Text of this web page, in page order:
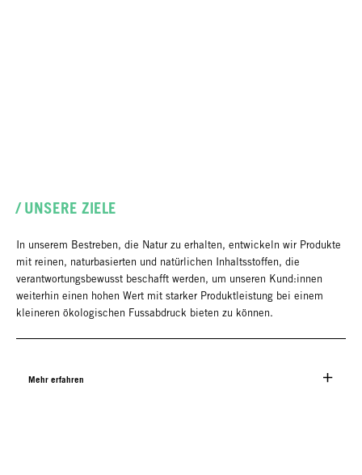
/ UNSERE ZIELE
In unserem Bestreben, die Natur zu erhalten, entwickeln wir Produkte
mit reinen, naturbasierten und natürlichen Inhaltsstoffen, die
verantwortungsbewusst beschafft werden, um unseren Kund:innen
weiterhin einen hohen Wert mit starker Produktleistung bei einem
kleineren ökologischen Fussabdruck bieten zu können.
Mehr erfahren